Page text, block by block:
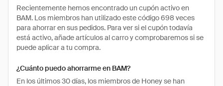
Recientemente hemos encontrado un cupón activo en
BAM. Los miembros han utilizado este código 698 veces
para ahorrar en sus pedidos. Para ver si el cupón todavía
está activo, añade artículos al carro y comprobaremos si se
puede aplicar a tu compra.
¿Cuánto puedo ahorrarme en BAM?
En los últimos 30 días, los miembros de Honey se han